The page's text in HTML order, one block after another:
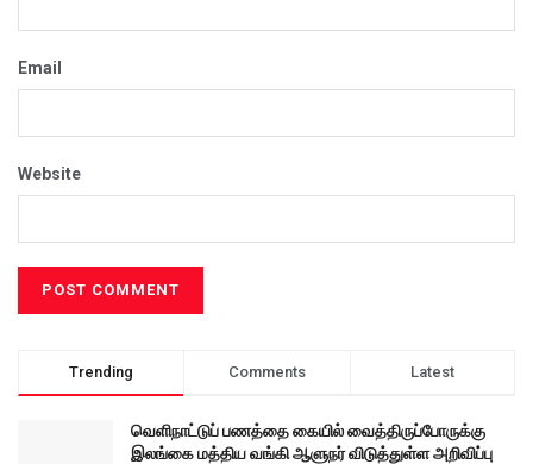
Email
Website
Trending Comments Latest
வெளிநாட்டுப் பணத்தை கையில் வைத்திருப்போருக்கு
இலங்கை மத்திய வங்கி ஆளுநர் விடுத்துள்ள அறிவிப்பு